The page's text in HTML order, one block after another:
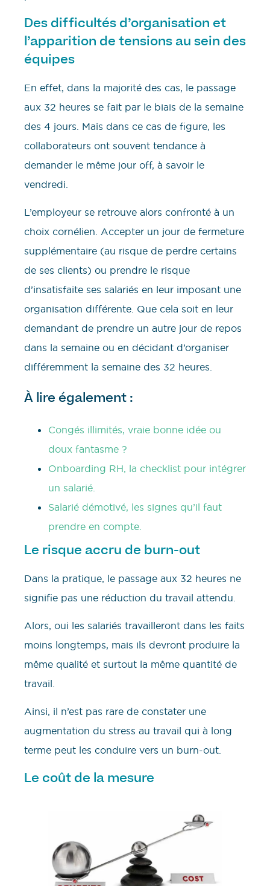
Des difficultés d’organisation et
l’apparition de tensions au sein des
équipes
En effet, dans la majorité des cas, le passage
aux 32 heures se fait par le biais de la semaine
des 4 jours. Mais dans ce cas de figure, les
collaborateurs ont souvent tendance à
demander le même jour off, à savoir le
vendredi.
L’employeur se retrouve alors confronté à un
choix cornélien. Accepter un jour de fermeture
supplémentaire (au risque de perdre certains
de ses clients) ou prendre le risque
d’insatisfaite ses salariés en leur imposant une
organisation différente. Que cela soit en leur
demandant de prendre un autre jour de repos
dans la semaine ou en décidant d’organiser
différemment la semaine des 32 heures.
À lire également :
Congés illimités, vraie bonne idée ou
doux fantasme ?
Onboarding RH, la checklist pour intégrer
un salarié.
Salarié démotivé, les signes qu’il faut
prendre en compte.
Le risque accru de burn-out
Dans la pratique, le passage aux 32 heures ne
signifie pas une réduction du travail attendu.
Alors, oui les salariés travailleront dans les faits
moins longtemps, mais ils devront produire la
même qualité et surtout la même quantité de
travail.
Ainsi, il n’est pas rare de constater une
augmentation du stress au travail qui à long
terme peut les conduire vers un burn-out.
Le coût de la mesure